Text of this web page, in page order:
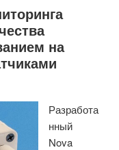
на
Разработа
нный
Nova